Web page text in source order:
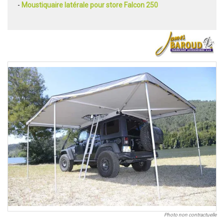
- Moustiquaire latérale pour store Falcon 250
Photo non contractuelle